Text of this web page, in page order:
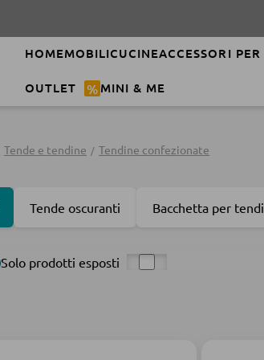
HOMEMOBILICUCINEACCESSORI
OUTLET % MINI & ME
Tende e tendine Tendine confezionate
Tende oscuranti Bacchetta per
Solo prodotti esposti